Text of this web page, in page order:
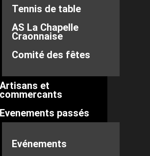
Tennis de table
AS La Chapelle
Craonnaise
Comité des fêtes
Artisans et
commercants
Evenements passés
Evénements